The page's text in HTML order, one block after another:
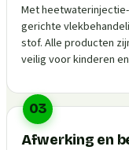
Met
gerichte
stof. Alle producten
veilig voor kinderen
03
Afwerking en